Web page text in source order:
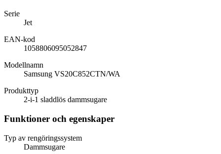
Serie
Jet
EAN-kod
1058806095052847
Modellnamn
Samsung VS20C852CTN/WA
Produkttyp
2-i-1 sladdlös dammsugare
Funktioner och egenskaper
Typ av rengöringssystem
Dammsugare